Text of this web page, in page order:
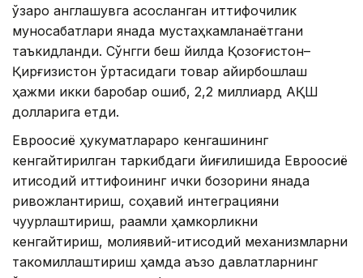
ўзаро англашувга асосланган иттифоқчилик
муносабатлари янада мустаҳкамланаётгани
таъкидланди. Сўнгги беш йилда Қозоғистон–
Қирғизистон ўртасидаги товар айирбошлаш
ҳажми икки баробар ошиб, 2,2 миллиард АҚШ
долларига етди.
Евроосиё ҳукуматлараро кенгашининг
кенгайтирилган таркибдаги йиғилишида Евроосиё
иқтисодий иттифоқининг ички бозорини янада
ривожлантириш, соҳавий интеграцияни
чуқурлаштириш, рақамли ҳамкорликни
кенгайтириш, молиявий-иқтисодий механизмларни
такомиллаштириш ҳамда аъзо давлатларнинг